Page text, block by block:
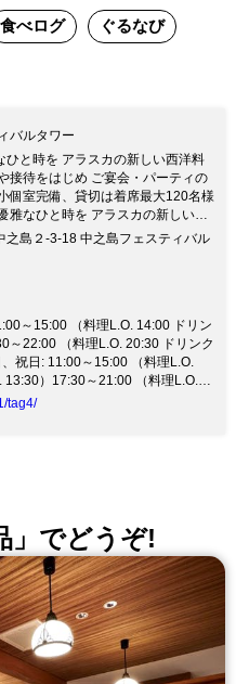
食べログ ぐるなび
バルタワー
ひと時を アラスカの新しい西洋料
接待をはじめ ご宴会・パーティの
個室完備、貸切は着席最大120名様
雅なひと時を アラスカの新しい西
日や接待をはじめ ご宴会・パーテ
大小個室完備、貸切は着席最大120
歓送迎会 結婚式の披露パーティ
ーティー等、様々なシーンでご利
クターあり) 【中之島フェスティバ
レストランアラスカの新たなる伝統
スカが、全く新しいコンセプトで
。 93年間この大阪の地で愛されて
切にしながらも、 新たなる息吹
之島２-3-18 中之島フェスティバル
～15:00 （料理L.O. 14:00 ドリン
～22:00 （料理L.O. 20:30 ドリンク
祝日: 11:00～15:00 （料理L.O.
13:30）17:30～21:00 （料理L.O.
）
tag4/
」でどうぞ!